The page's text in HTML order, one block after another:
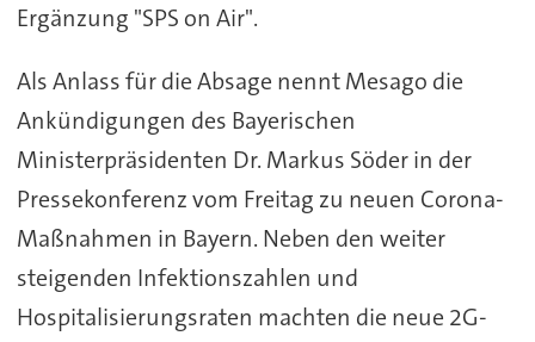
Ergänzung "SPS on Air".
Als Anlass für die Absage nennt Mesago die
Ankündigungen des Bayerischen
Ministerpräsidenten Dr. Markus Söder in der
Pressekonferenz vom Freitag zu neuen Corona-
Maßnahmen in Bayern. Neben den weiter
steigenden Infektionszahlen und
Hospitalisierungsraten machten die neue 2G-